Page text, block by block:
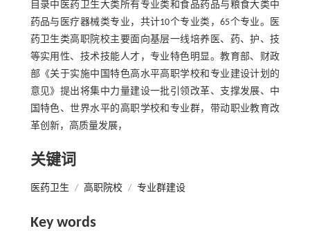
目录中医药卫生大类所有专业类和食品药品与粮食大类中
药品与医疗器械类专业，共计10个专业类，65个专业。医
药卫生类高职院校主要面向基层一线培养医、药、护、技
等实用性、技术技能人才，专业特色明显。教育部、财政
部《关于实施中国特色高水平高职学校和专业建设计划的
意见》提出将集中力量建设一批引领改革、支撑发展、中
国特色、世界水平的高职学校和专业群，带动职业教育改
革创新，高质量发展，
关键词
医药卫生 / 高职院校 / 专业群建设
Key words